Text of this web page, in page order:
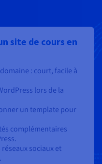
site de cours en
: court, facile à
lors de la
un template pour
complémentaires
sociaux et